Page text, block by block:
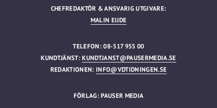
CHEFREDAKTÖR & ANSVARIG UTGIVARE:
MALIN EIJDE
TELEFON: 08-517 955 00
KUNDTJÄNST:KUNDTJANST@PAUSERMEDIA.SE
REDAKTIONEN: INFO@VDTIDNINGEN.SE
FÖRLAG: PAUSER MEDIA